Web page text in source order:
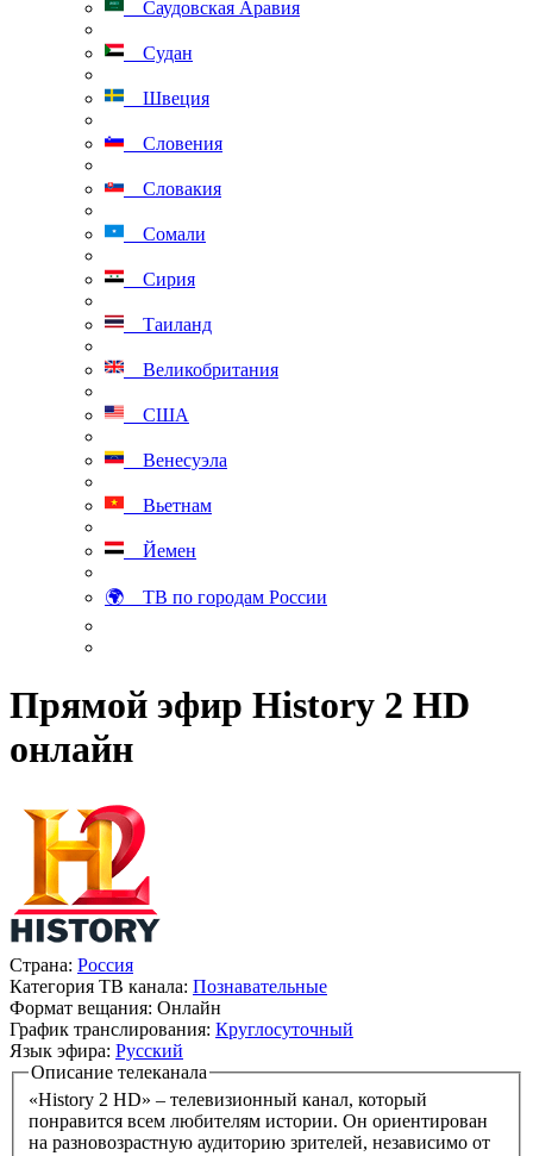
Саудовская Аравия
Судан
Швеция
Словения
Словакия
Сомали
Сирия
Таиланд
Великобритания
США
Венесуэла
Вьетнам
Йемен
🌍 ТВ по городам России
Прямой эфир History 2 HD
онлайн
Страна: Россия
Категория ТВ канала: Познавательные
Формат вещания: Онлайн
График транслирования: Круглосуточный
Язык эфира: Русский
Описание телеканала
«History 2 HD» – телевизионный канал, который
понравится всем любителям истории. Он ориентирован
на разновозрастную аудиторию зрителей, независимо от